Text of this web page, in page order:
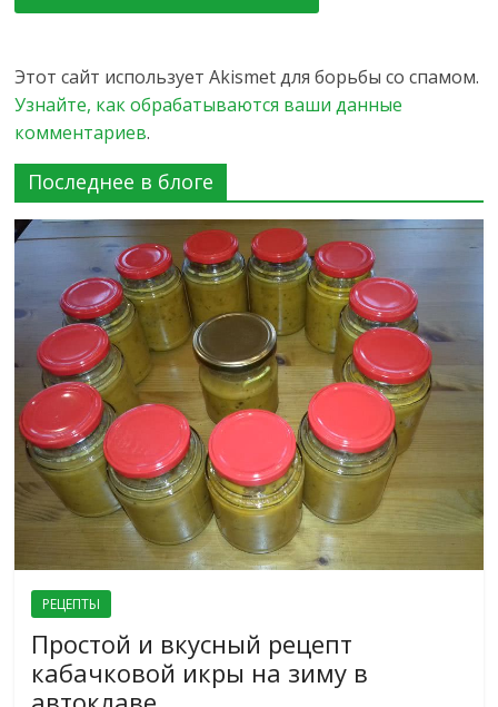
Этот сайт использует Akismet для борьбы со спамом.
Узнайте, как обрабатываются ваши данные
комментариев.
Последнее в блоге
РЕЦЕПТЫ
Простой и вкусный рецепт
кабачковой икры на зиму в